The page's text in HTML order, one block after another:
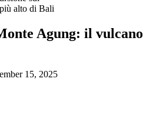
alto di Bali
Agung: il vulcano
15, 2025